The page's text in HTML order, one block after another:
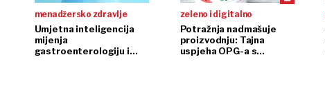
menadžersko zdravlje
Umjetna inteligencija
mijenja
gastroenterologiju i
zeleno i digitalno
Potražnja nadmašuje
proizvodnju: Tajna
uspjeha OPG-a s